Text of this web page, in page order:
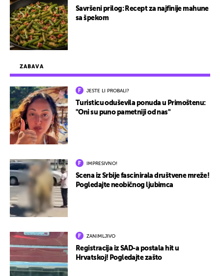
ZABAVA
JESTE LI PROBALI?
Turisticu oduševila ponuda u Primoštenu:
"Oni su puno pametniji od nas"
IMPRESIVNO!
Scena iz Srbije fascinirala društvene mreže!
Pogledajte neobičnog ljubimca
ZANIMLJIVO
Registracija iz SAD-a postala hit u
Hrvatskoj! Pogledajte zašto
Savršeni prilog: Recept za najfinije mahune
sa špekom